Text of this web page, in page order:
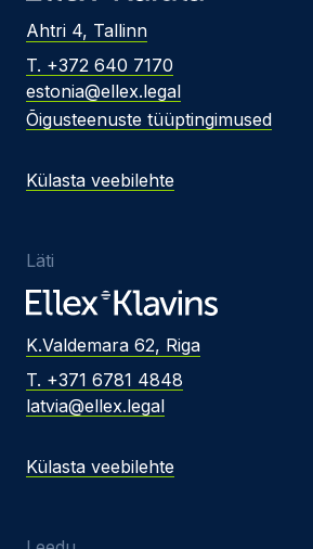
Ahtri 4, Tallinn
T. +372 640 7170
estonia@ellex.legal
Õigusteenuste tüüptingimused
Külasta veebilehte
Läti
K.Valdemara 62, Riga
T. +371 6781 4848
latvia@ellex.legal
Külasta veebilehte